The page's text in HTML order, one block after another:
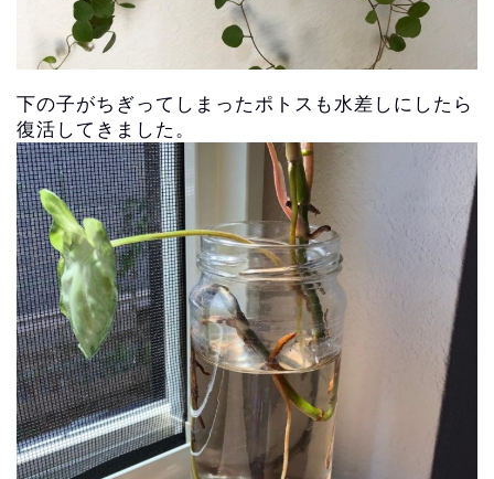
下の子がちぎってしまったポトスも水差しにしたら
復活してきまし た。